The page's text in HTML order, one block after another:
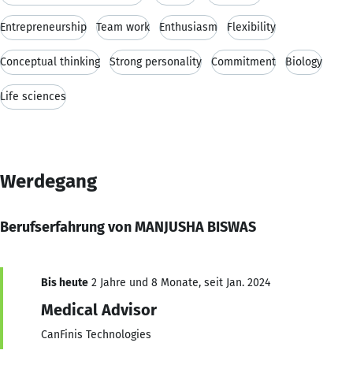
Entrepreneurship Team work Enthusiasm Flexibility
Conceptual thinking Strong personality Commitment Biology
Life sciences
Werdegang
Berufserfahrung von MANJUSHA BISWAS
Bis heute 2 Jahre und 8 Monate, seit Jan. 2024
Medical Advisor
CanFinis Technologies